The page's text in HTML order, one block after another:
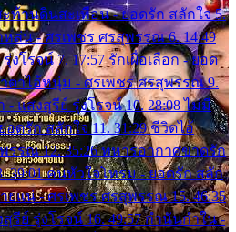
ะท้านดินสะเทือน - ยอดรัก สลักใจ 5.
หล่น - ศรเพชร ศรสุพรรณ 6. 14:49
งโรจน์ 7. 17:57 รักเผื่อเลือก - ยอด
ำตาไอ้หนุ่ม - ศรเพชร ศรสุพรรณ 9.
- แสงสุรีย์ รุ่งโรจน์ 10. 28:08 ไม่มี
อดรัก สลักใจ 11. 31:29 ชีวิตไอ้
รรณ 12. 35:26 ทหารอากาศขาดรัก
39:01 คนหัวใจโทรม - ยอดรัก สลัก
ายแน่ - ศรเพชร ศรสุพรรณ 15. 46:35
รีย์ รุ่งโรจน์ 16. 49:57 กำนันกำใน -